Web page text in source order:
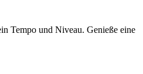
Tempo und Niveau. Genieße eine